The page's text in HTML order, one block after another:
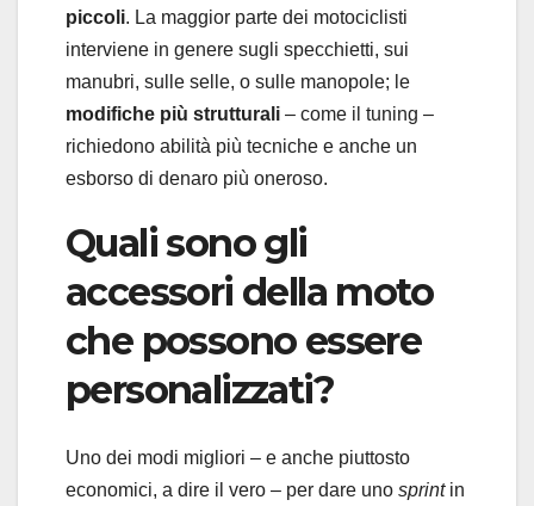
piccoli. La maggior parte dei motociclisti
interviene in genere sugli specchietti, sui
manubri, sulle selle, o sulle manopole; le
modifiche più strutturali – come il tuning –
richiedono abilità più tecniche e anche un
esborso di denaro più oneroso.
Quali sono gli
accessori della moto
che possono essere
personalizzati?
Uno dei modi migliori – e anche piuttosto
economici, a dire il vero – per dare uno sprintin